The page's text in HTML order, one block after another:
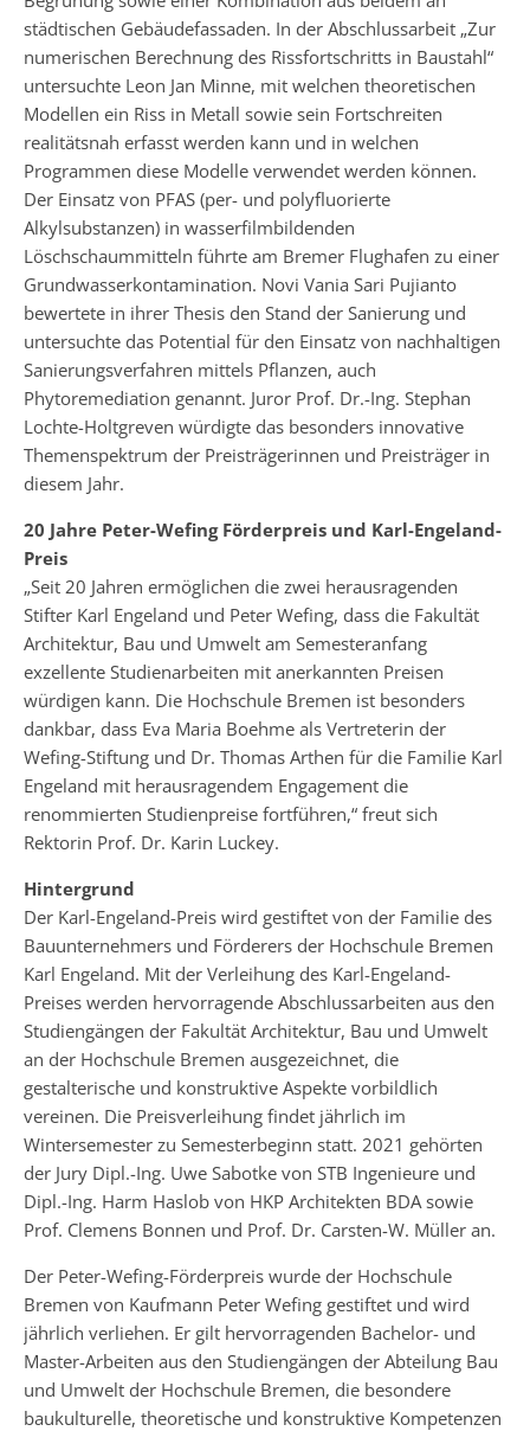
städtischen Gebäudefassaden. In der Abschlussarbeit „Zur
numerischen Berechnung des Rissfortschritts in Baustahl“
untersuchte Leon Jan Minne, mit welchen theoretischen
Modellen ein Riss in Metall sowie sein Fortschreiten
realitätsnah erfasst werden kann und in welchen
Programmen diese Modelle verwendet werden können.
Der Einsatz von PFAS (per- und polyfluorierte
Alkylsubstanzen) in wasserfilmbildenden
Löschschaummitteln führte am Bremer Flughafen zu einer
Grundwasserkontamination. Novi Vania Sari Pujianto
bewertete in ihrer Thesis den Stand der Sanierung und
untersuchte das Potential für den Einsatz von nachhaltigen
Sanierungsverfahren mittels Pflanzen, auch
Phytoremediation genannt. Juror Prof. Dr.-Ing. Stephan
Lochte-Holtgreven würdigte das besonders innovative
Themenspektrum der Preisträgerinnen und Preisträger in
diesem Jahr.
20 Jahre Peter-Wefing Förderpreis und Karl-Engeland-
Preis
„Seit 20 Jahren ermöglichen die zwei herausragenden
Stifter Karl Engeland und Peter Wefing, dass die Fakultät
Architektur, Bau und Umwelt am Semesteranfang
exzellente Studienarbeiten mit anerkannten Preisen
würdigen kann. Die Hochschule Bremen ist besonders
dankbar, dass Eva Maria Boehme als Vertreterin der
Wefing-Stiftung und Dr. Thomas Arthen für die Familie Karl
Engeland mit herausragendem Engagement die
renommierten Studienpreise fortführen,“ freut sich
Rektorin Prof. Dr. Karin Luckey.
Hintergrund
Der Karl-Engeland-Preis wird gestiftet von der Familie des
Bauunternehmers und Förderers der Hochschule Bremen
Karl Engeland. Mit der Verleihung des Karl-Engeland-
Preises werden hervorragende Abschlussarbeiten aus den
Studiengängen der Fakultät Architektur, Bau und Umwelt
an der Hochschule Bremen ausgezeichnet, die
gestalterische und konstruktive Aspekte vorbildlich
vereinen. Die Preisverleihung findet jährlich im
Wintersemester zu Semesterbeginn statt. 2021 gehörten
der Jury Dipl.-Ing. Uwe Sabotke von STB Ingenieure und
Dipl.-Ing. Harm Haslob von HKP Architekten BDA sowie
Prof. Clemens Bonnen und Prof. Dr. Carsten-W. Müller an.
Der Peter-Wefing-Förderpreis wurde der Hochschule
Bremen von Kaufmann Peter Wefing gestiftet und wird
jährlich verliehen. Er gilt hervorragenden Bachelor- und
Master-Arbeiten aus den Studiengängen der Abteilung Bau
und Umwelt der Hochschule Bremen, die besondere
baukulturelle, theoretische und konstruktive Kompetenzen